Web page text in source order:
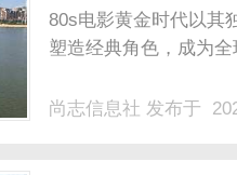
80s电影黄金时代以其
塑造经典角色，成为
尚志信息社 发布于